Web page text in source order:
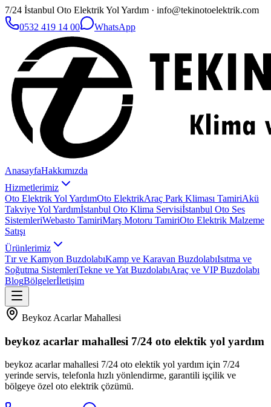
7/24 İstanbul Oto Elektrik Yol Yardım · info@tekinotoelektrik.com
0532 419 14 00
WhatsApp
AnasayfaHakkımızda
Hizmetlerimiz
Oto Elektrik Yol YardımOto ElektrikAraç Park Kliması TamiriAkü
Takviye Yol Yardımİstanbul Oto Klima Servisiİstanbul Oto Ses
SistemleriWebasto TamiriMarş Motoru TamiriOto Elektrik Malzeme
Satışı
Ürünlerimiz
Tır ve Kamyon BuzdolabıKamp ve Karavan BuzdolabıIsıtma ve
Soğutma SistemleriTekne ve Yat BuzdolabıAraç ve VIP Buzdolabı
BlogBölgelerİletişim
Beykoz Acarlar Mahallesi
beykoz acarlar mahallesi 7/24 oto elektik yol yardım
beykoz acarlar mahallesi 7/24 oto elektik yol yardım için 7/24
yerinde servis, telefonla hızlı yönlendirme, garantili işçilik ve
bölgeye özel oto elektrik çözümü.